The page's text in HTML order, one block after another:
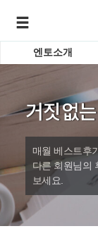
학습도
바로
엔토소개
거짓없
매월 베스트후
다른 회원님의
보세요.